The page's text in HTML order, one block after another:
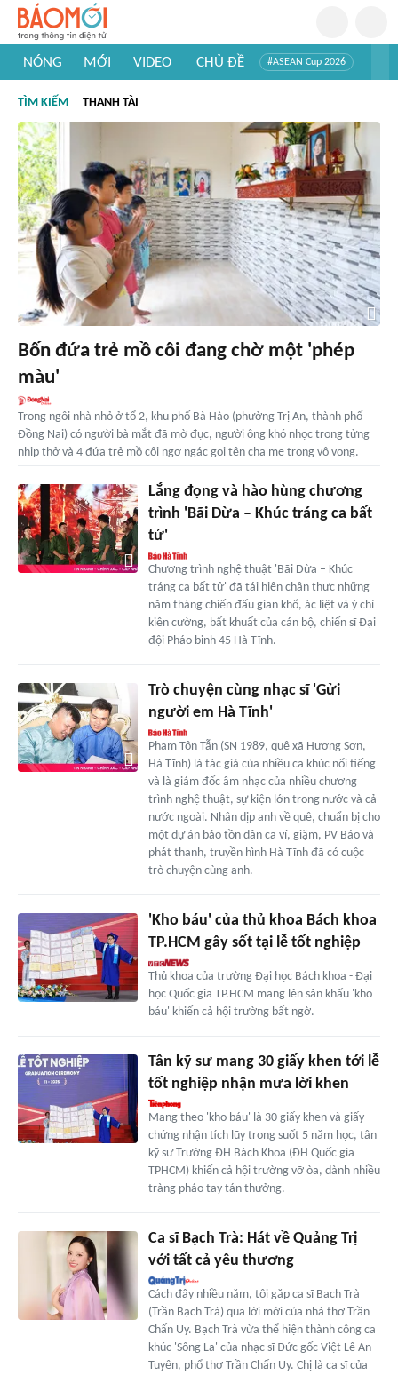
NÓNG MỚI VIDEO CHỦ ĐỀ #ASEAN Cup 2026
#Khám phá thế giới
TÌM KIẾM THANH TÀI
Bốn đứa trẻ mồ côi đang chờ một 'phép
màu'
Trong ngôi nhà nhỏ ở tổ 2, khu phố Bà Hào (phường Trị An, thành phố
Đồng Nai) có người bà mắt đã mờ đục, người ông khó nhọc trong từng
nhịp thở và 4 đứa trẻ mồ côi ngơ ngác gọi tên cha mẹ trong vô vọng.
Lắng đọng và hào hùng chương
trình 'Bãi Dừa – Khúc tráng ca bất
tử'
Chương trình nghệ thuật 'Bãi Dừa – Khúc
tráng ca bất tử' đã tái hiện chân thực những
năm tháng chiến đấu gian khổ, ác liệt và ý chí
kiên cường, bất khuất của cán bộ, chiến sĩ Đại
đội Pháo binh 45 Hà Tĩnh.
Trò chuyện cùng nhạc sĩ 'Gửi
người em Hà Tĩnh'
Phạm Tôn Tẫn (SN 1989, quê xã Hương Sơn,
Hà Tĩnh) là tác giả của nhiều ca khúc nổi tiếng
và là giám đốc âm nhạc của nhiều chương
trình nghệ thuật, sự kiện lớn trong nước và cả
nước ngoài. Nhân dịp anh về quê, chuẩn bị cho
một dự án bảo tồn dân ca ví, giặm, PV Báo và
phát thanh, truyền hình Hà Tĩnh đã có cuộc
trò chuyện cùng anh.
'Kho báu' của thủ khoa Bách khoa
TP.HCM gây sốt tại lễ tốt nghiệp
Thủ khoa của trường Đại học Bách khoa - Đại
học Quốc gia TP.HCM mang lên sân khấu 'kho
báu' khiến cả hội trường bất ngờ.
Tân kỹ sư mang 30 giấy khen tới lễ
tốt nghiệp nhận mưa lời khen
Mang theo 'kho báu' là 30 giấy khen và giấy
chứng nhận tích lũy trong suốt 5 năm học, tân
kỹ sư Trường ĐH Bách Khoa (ĐH Quốc gia
TPHCM) khiến cả hội trường vỡ òa, dành nhiều
tràng pháo tay tán thưởng.
Ca sĩ Bạch Trà: Hát về Quảng Trị
với tất cả yêu thương
Cách đây nhiều năm, tôi gặp ca sĩ Bạch Trà
(Trần Bạch Trà) qua lời mời của nhà thơ Trần
Chấn Uy. Bạch Trà vừa thể hiện thành công ca
khúc 'Sông La' của nhạc sĩ Đức gốc Việt Lê An
Tuyên, phổ thơ Trần Chấn Uy. Chị là ca sĩ của